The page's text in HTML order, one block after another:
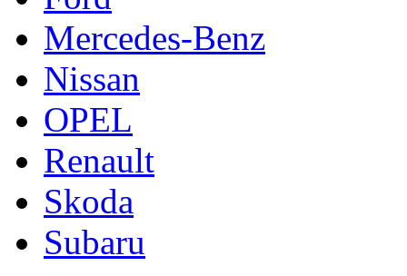
Mercedes-Benz
Nissan
OPEL
Renault
Skoda
Subaru